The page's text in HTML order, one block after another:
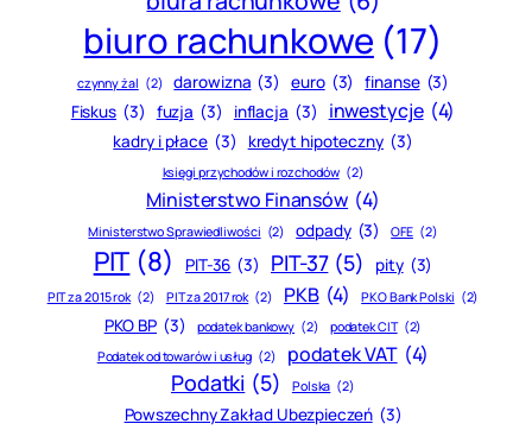
biuro rachunkowe (17)
czynny żal (2) darowizna (3) euro (3) finanse (3)
Fiskus (3) fuzja (3) inflacja (3) inwestycje (4)
kadry i płace (3) kredyt hipoteczny (3)
księgi przychodów i rozchodów (2)
Ministerstwo Finansów (4)
Ministerstwo Sprawiedliwości (2) odpady (3) OFE (2)
PIT (8) PIT-36 (3) PIT-37 (5) pity (3)
PIT za 2015 rok (2) PIT za 2017 rok (2) PKB (4) PKO Bank Polski (2)
PKO BP (3) podatek bankowy (2) podatek CIT (2)
Podatek od towarów i usług (2) podatek VAT (4)
Podatki (5) Polska (2)
Powszechny Zakład Ubezpieczeń (3)